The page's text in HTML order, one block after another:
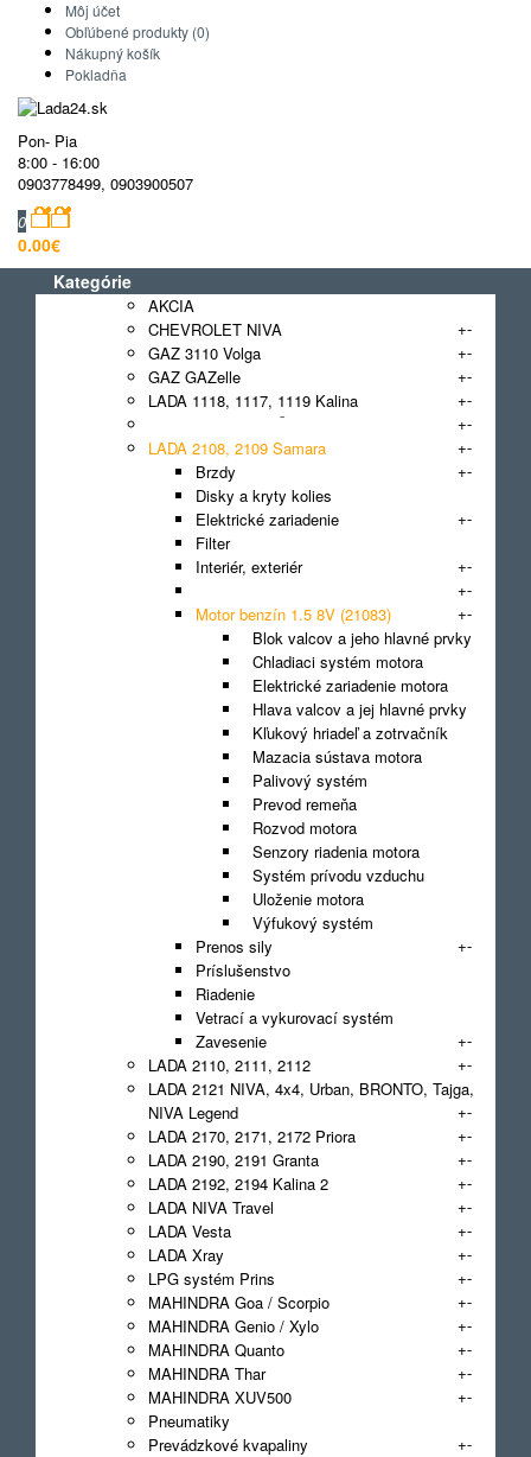
Môj účet
Obľúbené produkty (0)
Nákupný košík
Pokladňa
Pon- Pia
8:00 - 16:00
0903778499, 0903900507
0
0.00€
Kategórie
AKCIA
CHEVROLET NIVA
+-
GAZ 3110 Volga
+-
GAZ GAZelle
+-
LADA 1118, 1117, 1119 Kalina
+-
LADA 2101 - 2107 Žiguli
+-
LADA 2108, 2109 Samara
+-
Brzdy
+-
Disky a kryty kolies
Elektrické zariadenie
+-
Filter
Interiér, exteriér
+-
+-
Motor benzín 1.5 8V (21083)
+-
Blok valcov a jeho hlavné prvky
Chladiaci systém motora
Elektrické zariadenie motora
Hlava valcov a jej hlavné prvky
Kľukový hriadeľ a zotrvačník
Mazacia sústava motora
Palivový systém
Prevod remeňa
Rozvod motora
Senzory riadenia motora
Systém prívodu vzduchu
Uloženie motora
Výfukový systém
Prenos sily
+-
Príslušenstvo
Riadenie
Vetrací a vykurovací systém
Zavesenie
+-
LADA 2110, 2111, 2112
+-
LADA 2121 NIVA, 4x4, Urban, BRONTO, Tajga,
NIVA Legend
+-
LADA 2170, 2171, 2172 Priora
+-
LADA 2190, 2191 Granta
+-
LADA 2192, 2194 Kalina 2
+-
LADA NIVA Travel
+-
LADA Vesta
+-
LADA Xray
+-
LPG systém Prins
+-
MAHINDRA Goa / Scorpio
+-
MAHINDRA Genio / Xylo
+-
MAHINDRA Quanto
+-
MAHINDRA Thar
+-
MAHINDRA XUV500
+-
Pneumatiky
Prevádzkové kvapaliny
+-